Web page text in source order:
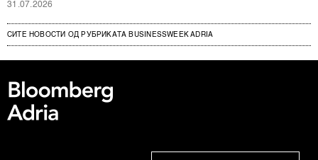
31.07.2026
СИТЕ НОВОСТИ ОД РУБРИКАТА BUSINESSWEEK ADRIA